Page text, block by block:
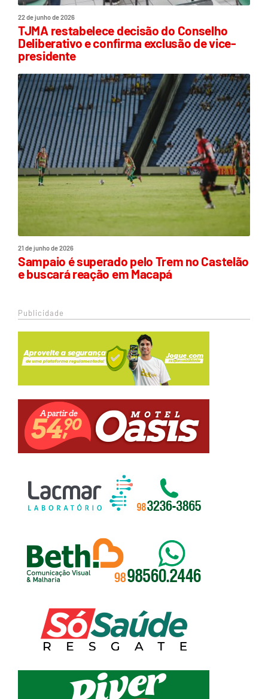
22 de junho de 2026
TJMA restabelece decisão do Conselho
Deliberativo e confirma exclusão de vice-
presidente
21 de junho de 2026
Sampaio é superado pelo Trem no Castelão
e buscará reação em Macapá
Publicidade